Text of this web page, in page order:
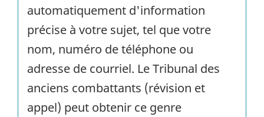
automatiquement d'information
précise à votre sujet, tel que votre
nom, numéro de téléphone ou
adresse de courriel. Le Tribunal des
anciens combattants (révision et
appel) peut obtenir ce genre